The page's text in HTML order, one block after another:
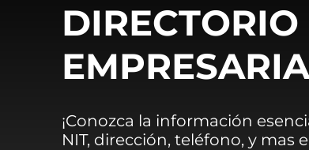
¡Conozca la información
NIT, dirección, teléfono, y mas